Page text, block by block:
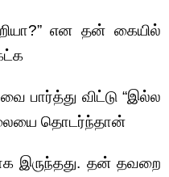
என தன் கையில்
பார்த்து விட்டு “இல்ல
தொடர்ந்தான்
இருந்தது. தன் தவறை